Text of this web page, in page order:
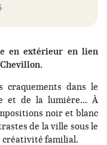
.
en extérieur en lien
craquements dans le
et de la lumière… À
noir et blanc
de la ville sous le
créativité familial.